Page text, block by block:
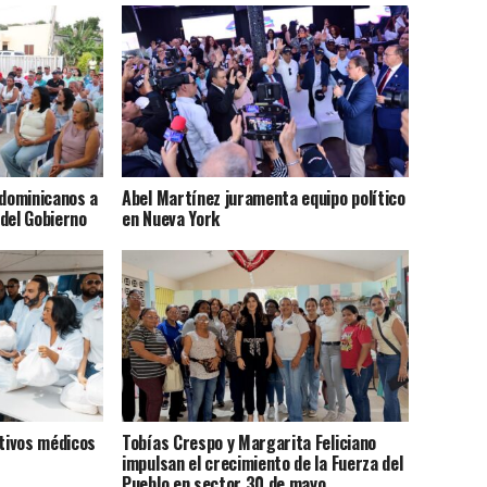
a
Gobierno
Abel Martínez juramenta equipo político
en Nueva York
médicos Tobías Crespo y Margarita Feliciano
impulsan el crecimiento de la Fuerza del